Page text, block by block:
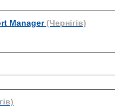
Manager (Чернігів)